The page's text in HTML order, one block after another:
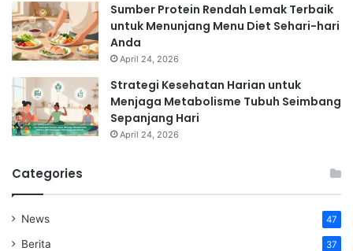
Sumber Protein Rendah Lemak Terbaik
untuk Menunjang Menu Diet Sehari-hari
Anda
April 24, 2026
Strategi Kesehatan Harian untuk
Menjaga Metabolisme Tubuh Seimbang
Sepanjang Hari
April 24, 2026
Categories
News 47
Berita 37